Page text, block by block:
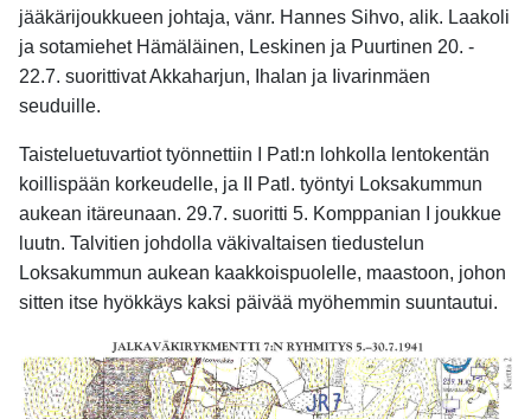
jääkärijoukkueen johtaja, vänr. Hannes Sihvo, alik. Laakoli
ja sotamiehet Hämäläinen, Leskinen ja Puurtinen 20. -
22.7. suorittivat Akkaharjun, Ihalan ja Iivarinmäen
seuduille.
Taisteluetuvartiot työnnettiin I Patl:n lohkolla lentokentän
koillispään korkeudelle, ja II Patl. työntyi Loksakummun
aukean itäreunaan. 29.7. suoritti 5. Komppanian I joukkue
luutn. Talvitien johdolla väkivaltaisen tiedustelun
Loksakummun aukean kaakkoispuolelle, maastoon, johon
sitten itse hyökkäys kaksi päivää myöhemmin suuntautui.